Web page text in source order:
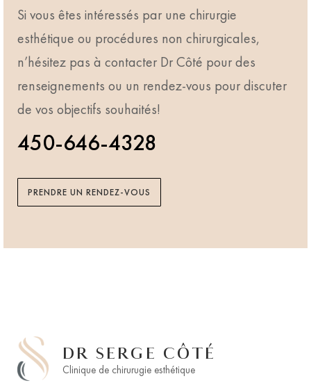
Si vous êtes intéressés par une chirurgie
esthétique ou procédures non chirurgicales,
n’hésitez pas à contacter Dr Côté pour des
renseignements ou un rendez-vous pour discuter
de vos objectifs souhaités!
450-646-4328
PRENDRE UN RENDEZ-VOUS
DR SERGE CÔTÉ
Clinique de chirurugie esthétique